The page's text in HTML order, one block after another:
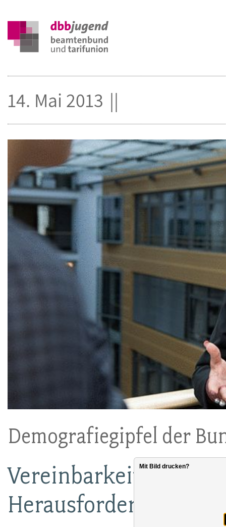
Demografiegipfel der
Vereinbarkeit von
Herausforderung für
14. Mai 2013
Mit Bild drucken?